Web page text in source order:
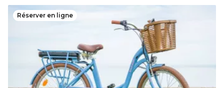
Réserver en ligne